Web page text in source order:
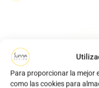
Para proporcionar la mejor
como las cookies para